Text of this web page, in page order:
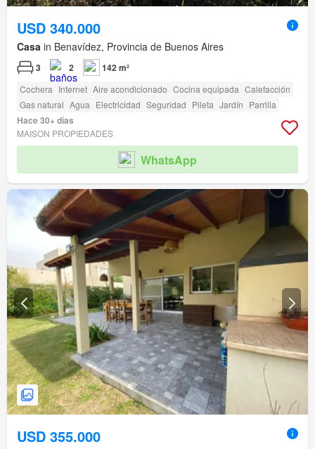
USD 340.000
Casa in Benavídez, Provincia de Buenos Aires
3 2 142 m²
Cochera Internet Aire acondicionado Cocina equipada Calefacción
Gas natural Agua Electricidad Seguridad Pileta Jardín Parrilla
Hace 30+ días
MAISON PROPIEDADES
WhatsApp
USD 355.000